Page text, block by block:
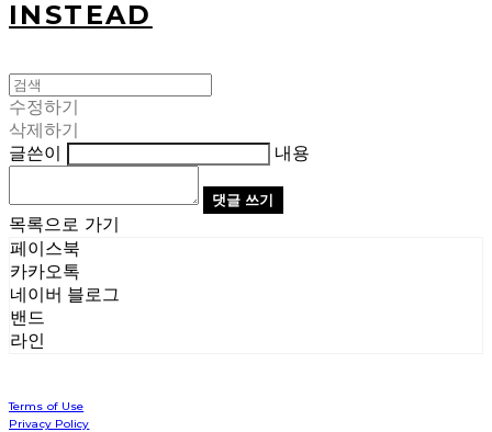
INSTEAD
수정하기
삭제하기
글쓴이
내용
댓글 쓰기
목록으로 가기
페이스북
카카오톡
네이버 블로그
밴드
라인
Terms of Use
Privacy Policy